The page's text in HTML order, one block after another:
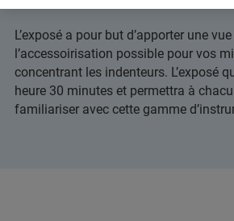
L’exposé a pour but d’apporter une
l’accessoirisation possible pour vos
concentrant les indenteurs. L’exposé
heure 30 minutes et permettra à
familiariser avec cette gamme